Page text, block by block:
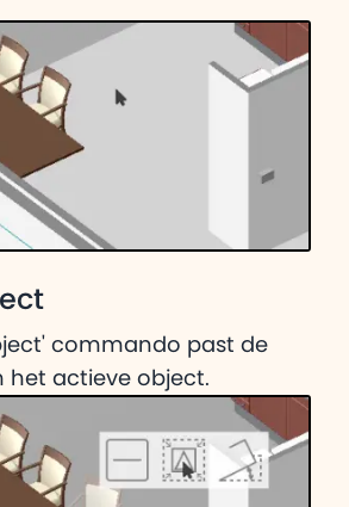
commando past de
het actieve object.